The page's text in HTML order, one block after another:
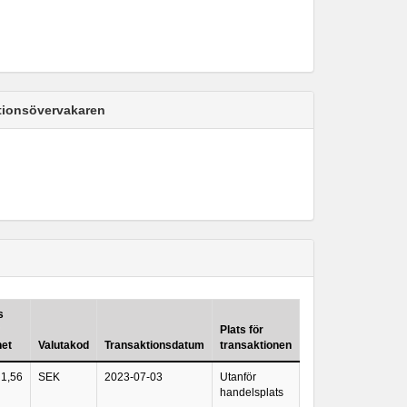
Valutakod Transaktionsdatum
Plats för
transaktionen
1,56 SEK 2023-07-03
Utanför
handelsplats